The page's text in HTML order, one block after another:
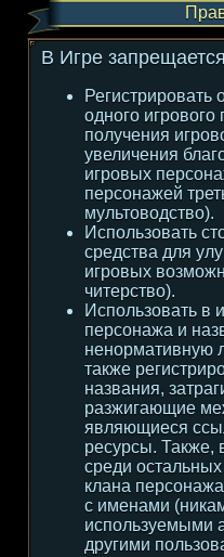
В Игре
Регистрировать
одного
получения
увеличения
игровых
персонажей
мультоводство).
Использовать
средства для
игровых
читерство).
Использовать в
персонажа и
ненормативную
также
названия,
разжигающие
являющиеся
ресурсы. Также,
среди
клана
с именами
используемыми
другими